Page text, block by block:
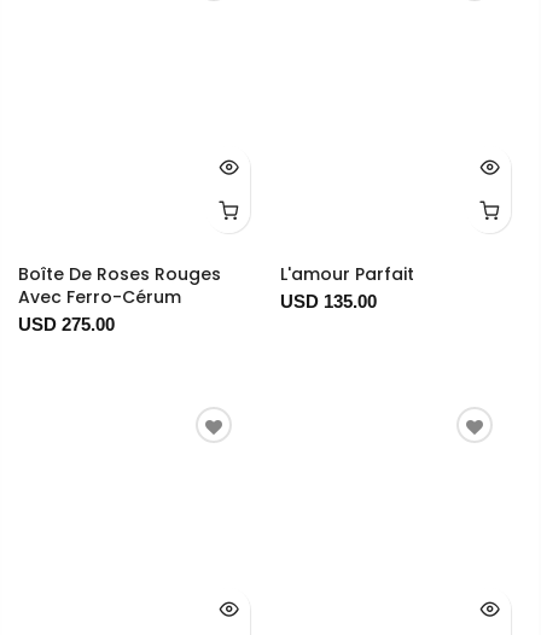
Boîte De Roses Rouges
Avec Ferro-Cérum
USD 275.00
L'amour Parfait
USD 135.00